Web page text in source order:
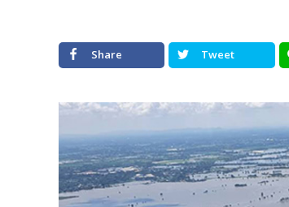
Share Tweet